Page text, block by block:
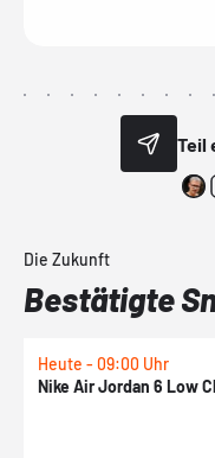
Teil
Die Zukunft
Bestätigte
Heute - 09:00 Uhr
Nike Air Jordan 6 Low